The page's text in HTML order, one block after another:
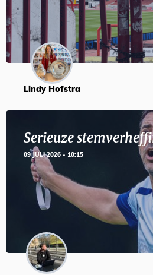
Lindy Hofstra
Serieuze
09 JULI 2026 - 10:15